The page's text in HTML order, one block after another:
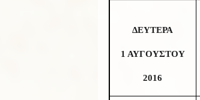
ΔΕΥΤΕΡΑ
1 ΑΥΓΟΥΣΤΟΥ
2016